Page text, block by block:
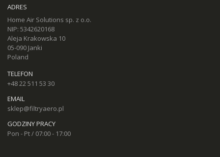
ADRES
Home Air Solutions sp. z o.o.
NIP: 5342620168
Aleja Krakowska 10
05-090 Janki
Poland
TELEFON
+48 22 511 53 30
EMAIL
sklep@filtryaero.pl
GODZINY PRACY
Pon - Pt / 07:00 - 17:00